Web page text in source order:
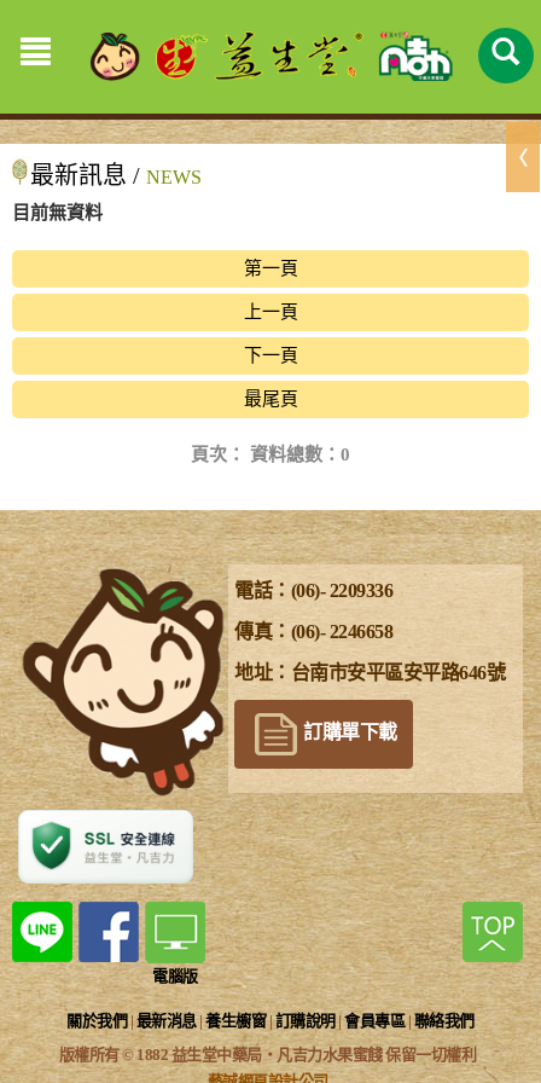
最新訊息 / NEWS
目前無資料
第一頁
上一頁
下一頁
最尾頁
頁次： 資料總數：0
電話：(06)- 2209336
傳真：(06)- 2246658
地址：台南市安平區安平路646號
訂購單下載
電腦版
關於我們 |最新消息|養生櫥窗|訂購說明|會員專區| 聯絡我們
版權所有 © 1882 益生堂中藥局‧凡吉力水果蜜餞 保留一切權利